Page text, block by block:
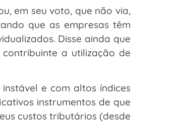
em seu voto, que não via,
que as empresas têm
Disse ainda que
a utilização de
e com altos índices
instrumentos de que
custos tributários (desde